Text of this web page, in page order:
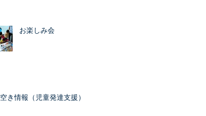
お楽しみ会
空き情報（児童発達支援）